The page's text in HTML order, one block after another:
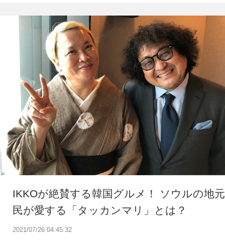
2021/07/26 04:45:32
IKKOが絶賛する韓国グルメ！ ソウルの地元
民が愛する「タッカンマリ」とは？